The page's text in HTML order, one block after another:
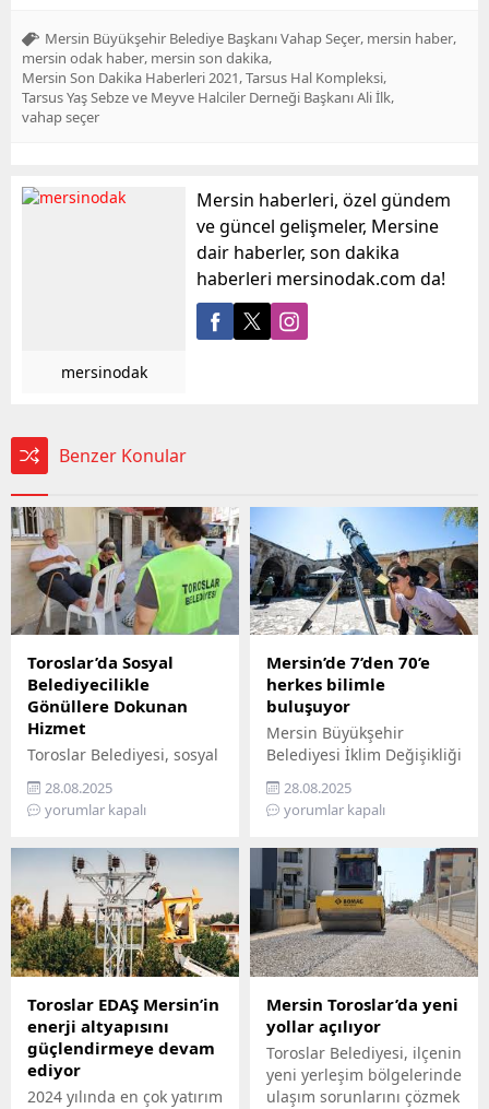
Mersin Büyükşehir Belediye Başkanı Vahap Seçer mersin haber
mersin odak haber mersin son dakika
Mersin Son Dakika Haberleri 2021 Tarsus Hal Kompleksi
Tarsus Yaş Sebze ve Meyve Halciler Derneği Başkanı Ali İlk
vahap seçer
mersinodak
Mersin haberleri, özel gündem
ve güncel gelişmeler, Mersine
dair haberler, son dakika
haberleri mersinodak.com da!
Benzer Konular
Toroslar’da Sosyal
Belediyecilikle
Gönüllere Dokunan
Hizmet
Toroslar Belediyesi, sosyal
belediyecilik anlayışıyla
vatandaşların gönüllerine
dokunmaya devam ediyor.
vatandaşlar, özel
gereksinimli bireyler ile
gazi ve şehit aileleri,
belediyenin şefkatli elini
her zaman yanlarında
hissediyor. Belediye Sosyal
Destek Hizmetleri
Müdürlüğü’ne bağlı Şehit
ve Gazi Şefliği ile Yaşlı ve
Engelli Şefliği, belli
periyotlarla ev ziyaretleri
gerçekleştiriyor....
28.08.2025
yorumlar kapalı
Mersin’de 7’den 70’e
herkes bilimle
buluşuyor
Mersin Büyükşehir
Belediyesi İklim Değişikliği
ve Sıfır Atık Dairesi
Başkanlığı, Mercan 100.
Yıl İklim ve Çevre Bilim
edemeyenler için bilimi
yurttaşın ayağına
götürüyor. ‘Gökyüzü
Hepimizin, Bilim Her
Yerde’ sloganıyla yola
çıkan Büyükşehir,
Mersin’in ilçelerini tek tek
gezerek 7’den 70’e herkesi
bilimle buluşturuyor.
Bilimi, hayatın her
alanında yaygınlaştırmayı
amaçlayan...
28.08.2025
yorumlar kapalı
Toroslar EDAŞ Mersin’in
enerji altyapısını
güçlendirmeye devam
ediyor
2024 yılında en çok yatırım
Mersin Toroslar’da yeni
yollar açılıyor
Toroslar Belediyesi, ilçenin
yeni yerleşim bölgelerinde
ulaşım sorunlarını çözmek